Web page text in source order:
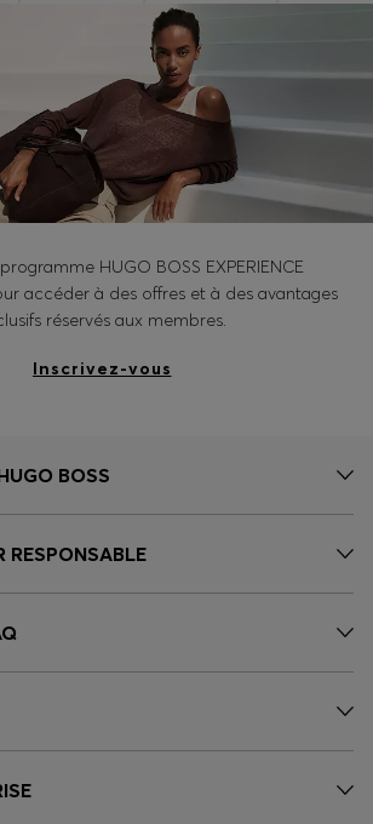
HUGO BOSS EXPERIENCE
accéder à des offres et à des avantages
réservés aux membres.
Inscrivez-vous
BOSS
RESPONSABLE